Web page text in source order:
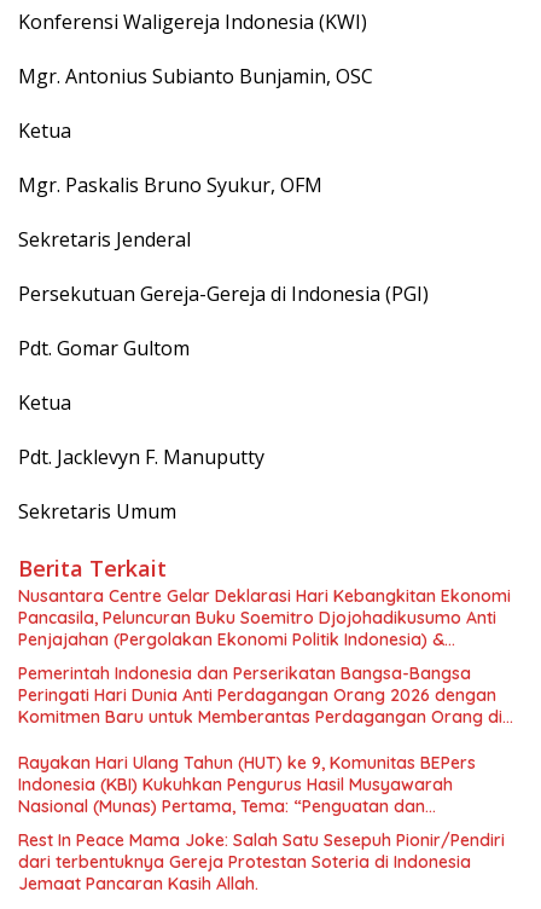
Konferensi Waligereja Indonesia (KWI)
Mgr. Antonius Subianto Bunjamin, OSC
Ketua
Mgr. Paskalis Bruno Syukur, OFM
Sekretaris Jenderal
Persekutuan Gereja-Gereja di Indonesia (PGI)
Pdt. Gomar Gultom
Ketua
Pdt. Jacklevyn F. Manuputty
Sekretaris Umum
Berita Terkait
Nusantara Centre Gelar Deklarasi Hari Kebangkitan Ekonomi
Pancasila, Peluncuran Buku Soemitro Djojohadikusumo Anti
Penjajahan (Pergolakan Ekonomi Politik Indonesia) &
Nasional dan Kesejahteraan Sosial dalam Menata Bangsa
Menuju Indonesia Emas 2045”,
Pemerintah Indonesia dan Perserikatan Bangsa-Bangsa
Peringati Hari Dunia Anti Perdagangan Orang 2026 dengan
Komitmen Baru untuk Memberantas Perdagangan Orang di
Rayakan Hari Ulang Tahun (HUT) ke 9, Komunitas BEPers
Indonesia (KBI) Kukuhkan Pengurus Hasil Musyawarah
Nasional (Munas) Pertama, Tema: “Penguatan dan
Pengembangan Organisasi KBI yang Berbasis Riset di seluruh
Indonesia dan Mancanegara”.
Rest In Peace Mama Joke: Salah Satu Sesepuh Pionir/Pendiri
dari terbentuknya Gereja Protestan Soteria di Indonesia
Jemaat Pancaran Kasih Allah.